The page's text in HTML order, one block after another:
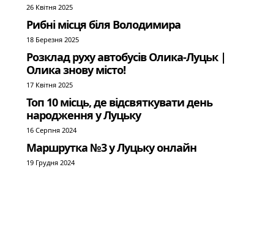
26 Квітня 2025
Рибні місця біля Володимира
18 Березня 2025
Розклад руху автобусів Олика-Луцьк |
Олика знову місто!
17 Квітня 2025
Топ 10 місць, де відсвяткувати день
народження у Луцьку
16 Серпня 2024
Маршрутка №3 у Луцьку онлайн
19 Грудня 2024